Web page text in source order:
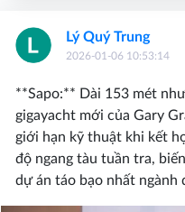
Lý Quý Trung
2026-01-06 10:53:14
**Sapo:** Dài 153 mét
gigayacht mới của Gary
giới hạn kỹ thuật khi kết
độ ngang tàu tuần tra,
dự án táo bạo nhất ngành